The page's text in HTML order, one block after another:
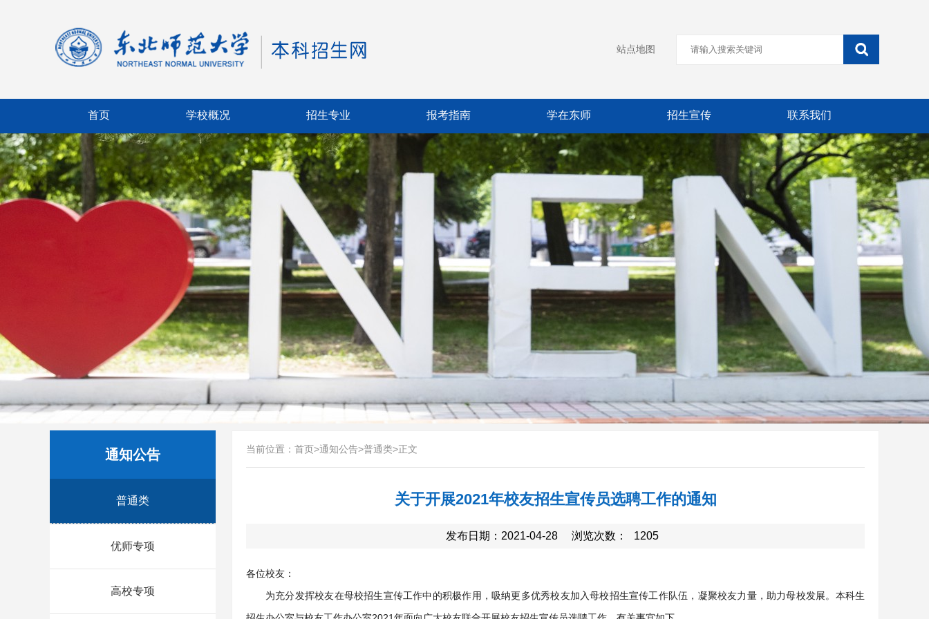
站点地图
首页 学校概况 招生专业 报考指南 学在东师 招生宣传 联系我们
通知公告
普通类
优师专项
高校专项
当前位置： 首页>通知公告>普通类>正文
关于开展2021年校友招生宣传员选聘工作的通知
发布日期：2021-04-28 浏览次数： 1205
各位校友：
为充分发挥校友在母校招生宣传工作中的积极作用，吸纳更多优秀校友加入母校招生宣传工作队伍，凝聚校友力量，助力母校发展。本科生